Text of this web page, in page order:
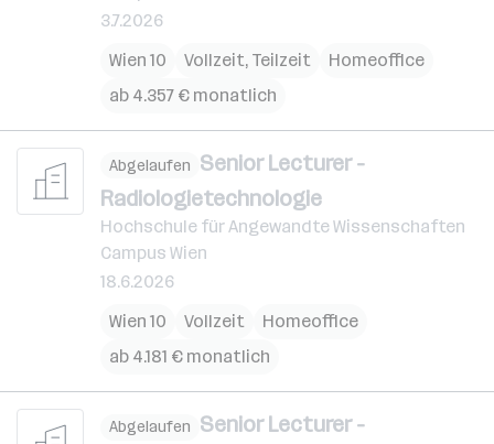
3.7.2026
Wien 10
Vollzeit, Teilzeit
Homeoffice
ab 4.357 € monatlich
Abgelaufen Senior Lecturer -
Radiologietechnologie
Hochschule für Angewandte Wissenschaften
Campus Wien
18.6.2026
Wien 10
Vollzeit
Homeoffice
ab 4.181 € monatlich
Abgelaufen Senior Lecturer -